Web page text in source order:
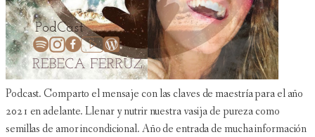
Podcast. Comparto el mensaje con las claves de maestría para el año
2021 en adelante. Llenar y nutrir nuestra vasija de pureza como
semillas de amor incondicional. Año de entrada de mucha información